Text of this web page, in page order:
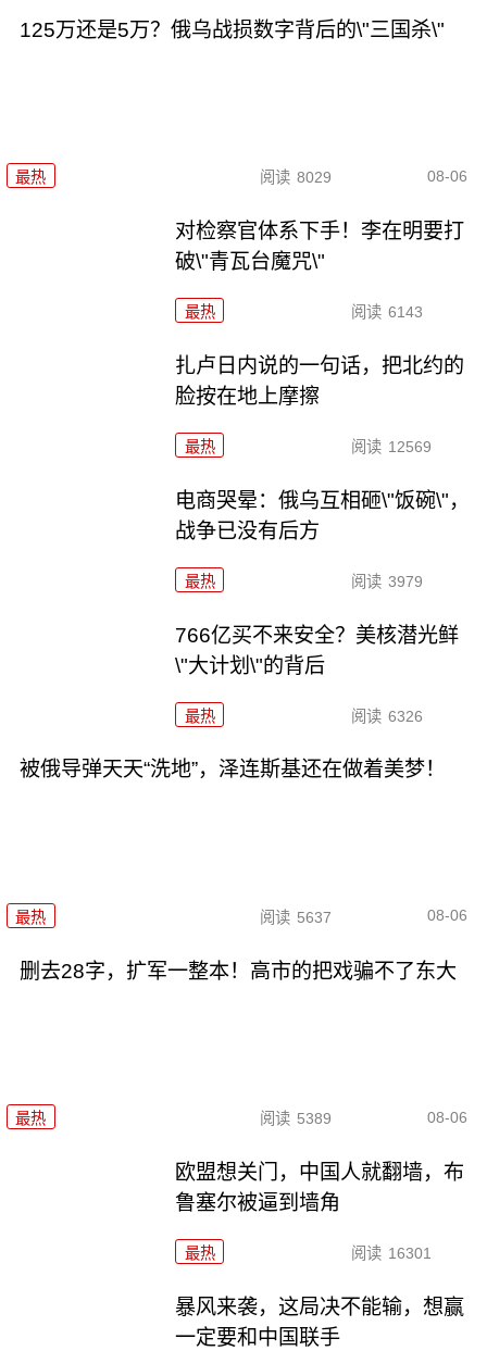
125万还是5万？俄乌战损数字背后的\"三国杀\"
最热 阅读 8029 08-06
对检察官体系下手！李在明要打
破\"青瓦台魔咒\"
最热 阅读 6143
扎卢日内说的一句话，把北约的
脸按在地上摩擦
最热 阅读 12569
电商哭晕：俄乌互相砸\"饭碗\"，
战争已没有后方
最热 阅读 3979
766亿买不来安全？美核潜光鲜
\"大计划\"的背后
最热 阅读 6326
被俄导弹天天“洗地”，泽连斯基还在做着美梦！
最热 阅读 5637 08-06
删去28字，扩军一整本！高市的把戏骗不了东大
最热 阅读 5389 08-06
欧盟想关门，中国人就翻墙，布
鲁塞尔被逼到墙角
最热 阅读 16301
暴风来袭，这局决不能输，想赢
一定要和中国联手